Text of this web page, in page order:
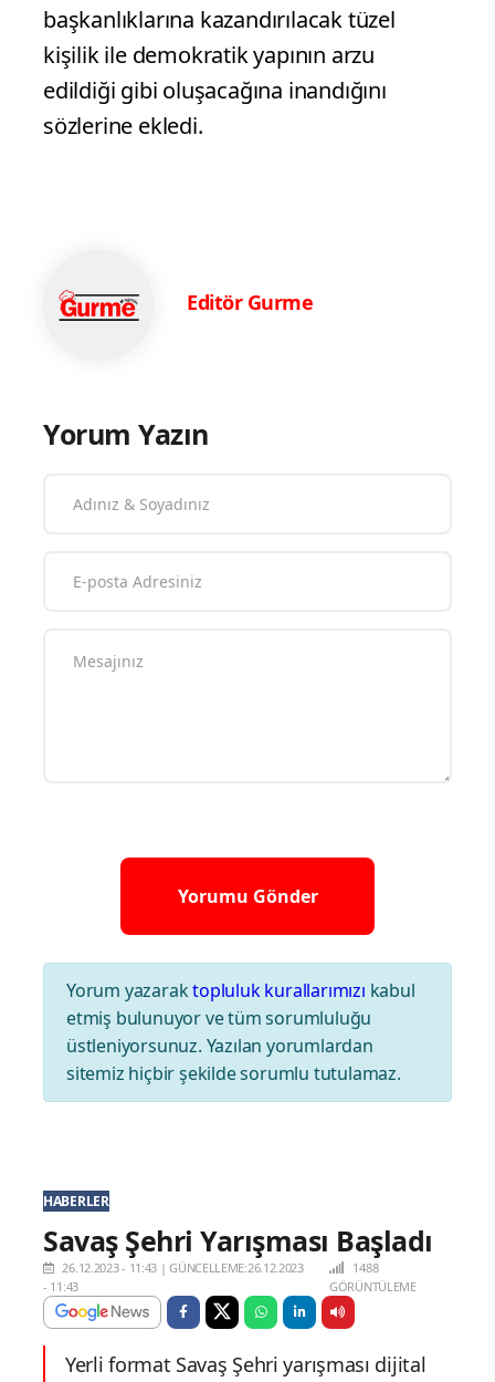
başkanlıklarına kazandırılacak tüzel
kişilik ile demokratik yapının arzu
edildiği gibi oluşacağına inandığını
sözlerine ekledi.
Editör Gurme
Yorum Yazın
Yorum yazaraktopluluk kurallarımızı kabul
etmiş bulunuyor ve tüm sorumluluğu
üstleniyorsunuz. Yazılan yorumlardan
sitemiz hiçbir şekilde sorumlu tutulamaz.
HABERLER
Savaş Şehri Yarışması Başladı
26.12.2023 - 11:43 |GÜNCELLEME:26.12.2023
- 11:43
1488
GÖRÜNTÜLEME
Yerli format Savaş Şehri yarışması dijital